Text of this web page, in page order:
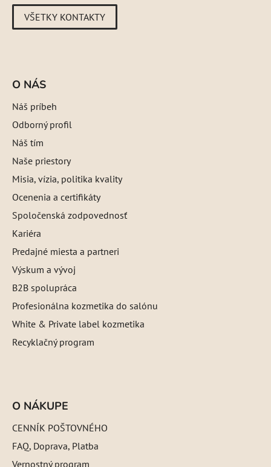
VŠETKY KONTAKTY
O NÁS
Náš príbeh
Odborný profil
Náš tím
Naše priestory
Misia, vízia, politika kvality
Ocenenia a certifikáty
Spoločenská zodpovednosť
Kariéra
Predajné miesta a partneri
Výskum a vývoj
B2B spolupráca
Profesionálna kozmetika do salónu
White & Private label kozmetika
Recyklačný program
O NÁKUPE
CENNÍK POŠTOVNÉHO
FAQ, Doprava, Platba
Vernostný program